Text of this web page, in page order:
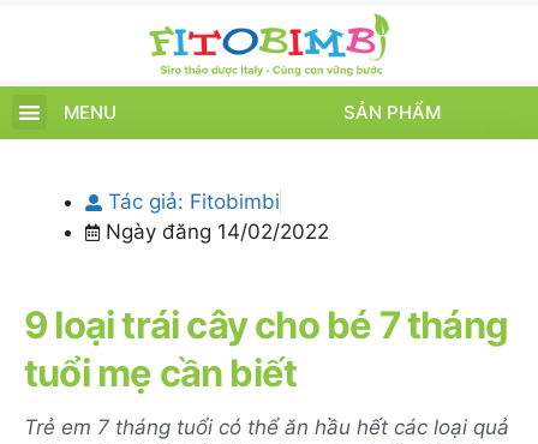
MENU SẢN PHẨM
Tác giả: Fitobimbi
Ngày đăng 14/02/2022
9 loại trái cây cho bé 7 tháng
tuổi mẹ cần biết
Trẻ em 7 tháng tuổi có thể ăn hầu hết các loại quả